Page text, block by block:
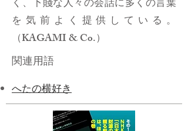
く、下賤な人々の会話に多くの言葉
を気前よく提供している。
（KAGAMI & Co.）
関連用語
​へたの横好き